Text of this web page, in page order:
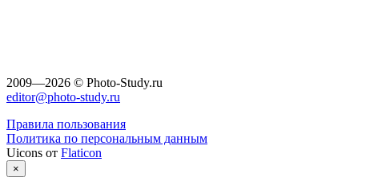
2009—2026 © Photo-Study.ru
editor@photo-study.ru
Правила пользования
Политика по персональным данным
Uicons от Flaticon
×